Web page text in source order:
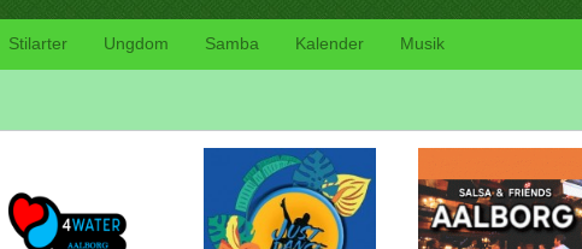
Stilarter Ungdom Samba Kalender Musik